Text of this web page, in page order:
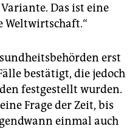
Das ist eine
Weltwirtschaft.“
erst
bestätigt, die jedoch
festgestellt wurden.
Frage der Zeit, bis
einmal auch